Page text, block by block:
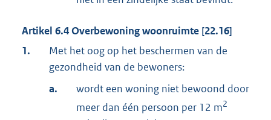
Artikel 6.4Overbewoning woonruimte [22.16]
1.
Met het oog op het beschermen van de
gezondheid van de bewoners:
a.
wordt een woning niet bewoond door
meer dan één persoon per 12 m2